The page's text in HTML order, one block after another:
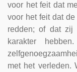
voor het feit dat
voor het feit dat
redden; of dat
karakter
met het verleden.